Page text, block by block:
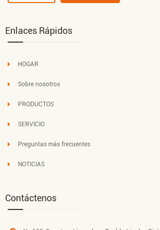
Enlaces Rápidos
HOGAR
Sobre nosotros
PRODUCTOS
SERVICIO
Preguntas más frecuentes
NOTICIAS
Contáctenos